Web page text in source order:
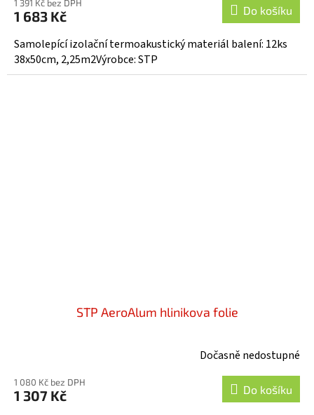
1 391 Kč bez DPH
1 683 Kč Do košíku
Samolepící izolační termoakustický materiál balení: 12ks
38x50cm, 2,25m2Výrobce: STP
STP AeroAlum hlinikova folie
Dočasně nedostupné
1 080 Kč bez DPH
1 307 Kč Do košíku